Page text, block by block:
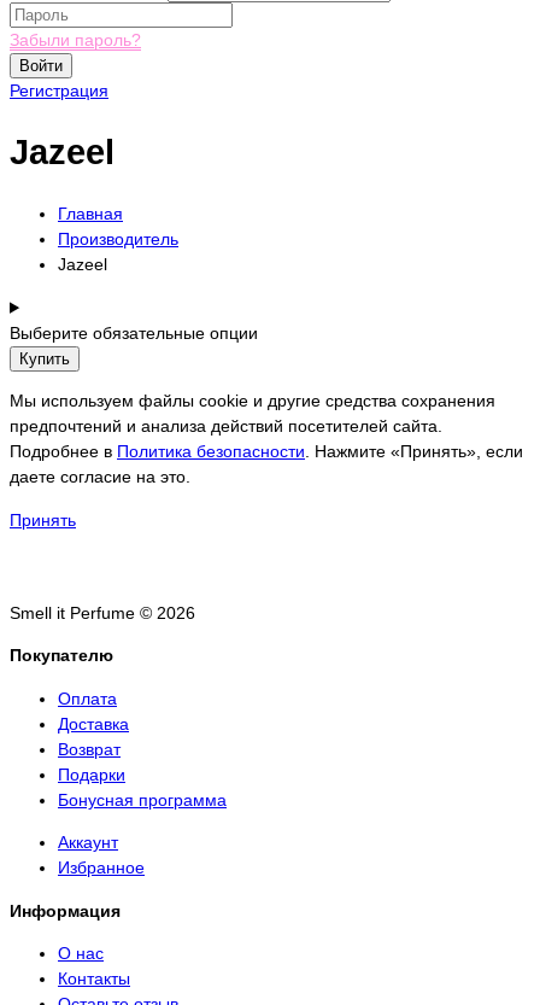
Забыли пароль?
Войти
Регистрация
Jazeel
Главная
Производитель
Jazeel
Выберите обязательные опции
Купить
Мы используем файлы cookie и другие средства сохранения
предпочтений и анализа действий посетителей сайта.
Подробнее в Политика безопасности. Нажмите «Принять», если
даете согласие на это.
Принять
Smell it Perfume © 2026
Покупателю
Оплата
Доставка
Возврат
Подарки
Бонусная программа
Аккаунт
Избранное
Информация
О нас
Контакты